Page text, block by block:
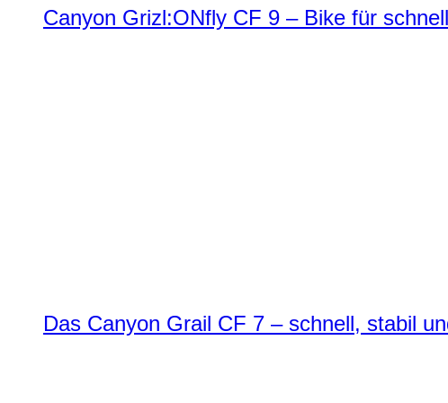
Canyon Grizl:ONfly CF 9 – Bike für
Das Canyon Grail CF 7 – schnell, stabil